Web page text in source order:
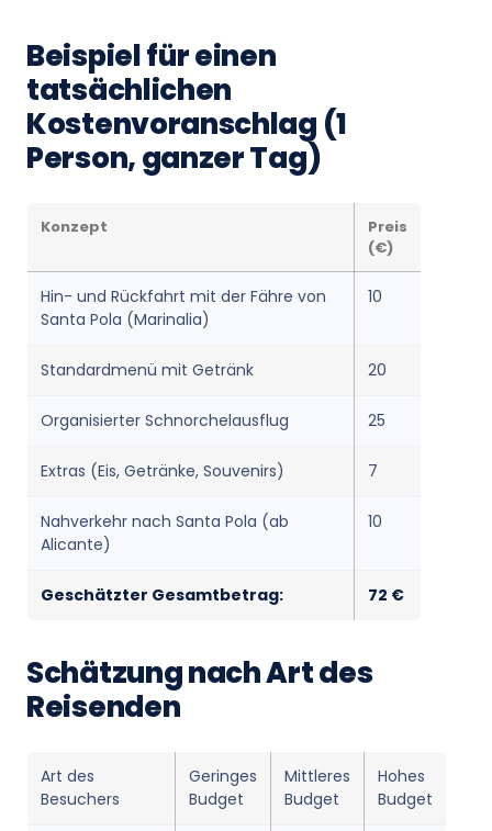
Beispiel für einen
tatsächlichen
Kostenvoranschlag (1
Person, ganzer Tag)
Konzept
Preis
(€)
Hin- und Rückfahrt mit der Fähre von
Santa Pola (Marinalia)
10
Standardmenü mit Getränk 20
Organisierter Schnorchelausflug 25
Extras (Eis, Getränke, Souvenirs) 7
Nahverkehr nach Santa Pola (ab
Alicante)
10
Geschätzter Gesamtbetrag: 72 €
Schätzung nach Art des
Reisenden
Art des
Besuchers
Geringes
Budget
Mittleres
Budget
Hohes
Budget